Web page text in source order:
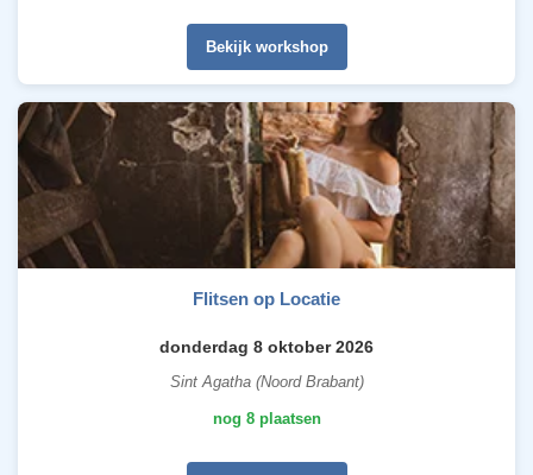
Bekijk workshop
Flitsen op Locatie
donderdag 8 oktober 2026
Sint Agatha (Noord Brabant)
nog 8 plaatsen